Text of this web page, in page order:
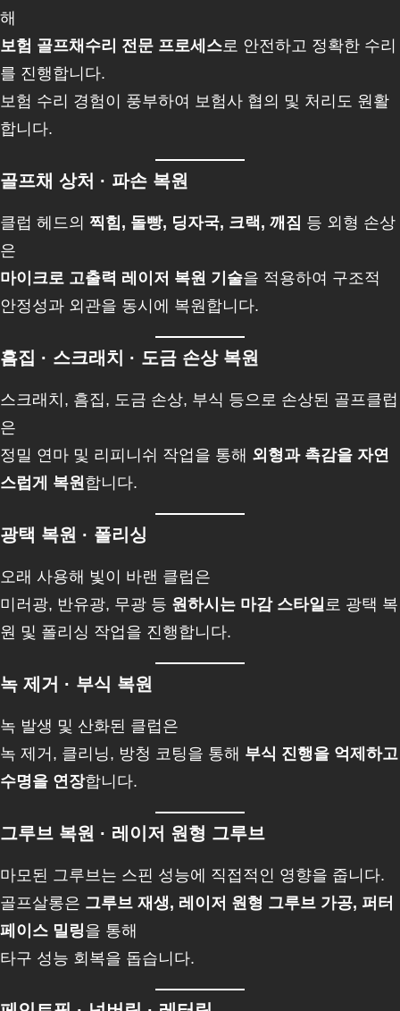
해
보험 골프채수리 전문 프로세스로 안전하고 정확한 수리
를 진행합니다.
보험 수리 경험이 풍부하여 보험사 협의 및 처리도 원활
합니다.
골프채 상처 · 파손 복원
클럽 헤드의 찍힘, 돌빵, 딩자국, 크랙, 깨짐 등 외형 손상
은
마이크로 고출력 레이저 복원 기술을 적용하여 구조적
안정성과 외관을 동시에 복원합니다.
흠집 · 스크래치 · 도금 손상 복원
스크래치, 흠집, 도금 손상, 부식 등으로 손상된 골프클럽
은
정밀 연마 및 리피니쉬 작업을 통해 외형과 촉감을 자연
스럽게 복원합니다.
광택 복원 · 폴리싱
오래 사용해 빛이 바랜 클럽은
미러광, 반유광, 무광 등 원하시는 마감 스타일로 광택 복
원 및 폴리싱 작업을 진행합니다.
녹 제거 · 부식 복원
녹 발생 및 산화된 클럽은
녹 제거, 클리닝, 방청 코팅을 통해 부식 진행을 억제하고
수명을 연장합니다.
그루브 복원 · 레이저 원형 그루브
마모된 그루브는 스핀 성능에 직접적인 영향을 줍니다.
골프살롱은 그루브 재생, 레이저 원형 그루브 가공, 퍼터
페이스 밀링을 통해
타구 성능 회복을 돕습니다.